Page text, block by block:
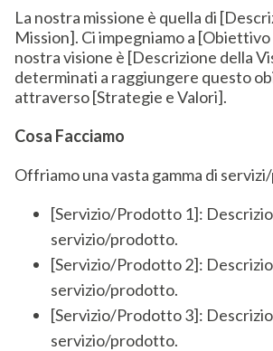
La nostra missione è quella di
Mission]. Ci impegniamo a
nostra visione è [Descrizione della
determinati a raggiungere questo
attraverso [Strategie e Valori].
Cosa Facciamo
Offriamo una vasta gamma di
[Servizio/Prodotto 1]:
servizio/prodotto.
[Servizio/Prodotto 2]:
servizio/prodotto.
[Servizio/Prodotto 3]:
servizio/prodotto.